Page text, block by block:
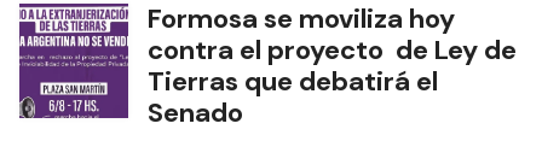
Formosa se moviliza hoy
contra el proyecto de Ley de
Tierras que debatirá el
Senado